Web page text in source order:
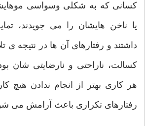
کسانی که به شکلی وسواسی
یا ناخن هایشان را می جویدند،
داشتند و رفتارهای آن ها در نتیجه
کسالت، ناراحتی و نارضایتی شان
هر کاری بهتر از انجام ندادن هیچ
رفتارهای تکراری باعث آرامش می